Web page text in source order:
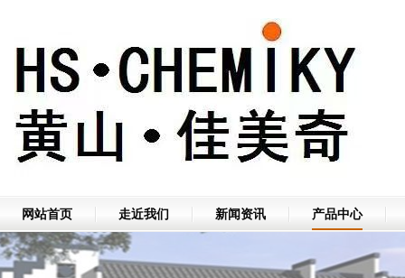
网站首页 走近我们 新闻资讯 产品中心